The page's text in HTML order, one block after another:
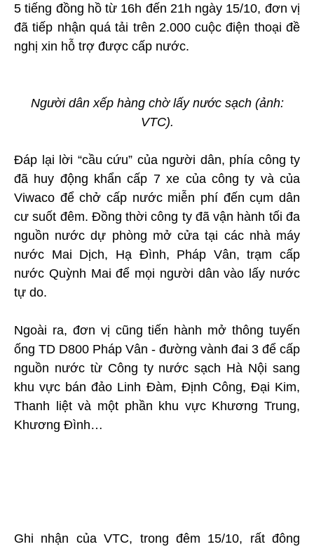
5 tiếng đồng hồ từ 16h đến 21h ngày 15/10, đơn vị
đã tiếp nhận quá tải trên 2.000 cuộc điện thoại đề
nghị xin hỗ trợ được cấp nước.
Người dân xếp hàng chờ lấy nước sạch (ảnh:
VTC).
Đáp lại lời “cầu cứu” của người dân, phía công ty
đã huy động khẩn cấp 7 xe của công ty và của
Viwaco để chở cấp nước miễn phí đến cụm dân
cư suốt đêm. Đồng thời công ty đã vận hành tối đa
nguồn nước dự phòng mở cửa tại các nhà máy
nước Mai Dịch, Hạ Đình, Pháp Vân, trạm cấp
nước Quỳnh Mai để mọi người dân vào lấy nước
tự do.
Ngoài ra, đơn vị cũng tiến hành mở thông tuyến
ống TD D800 Pháp Vân - đường vành đai 3 để cấp
nguồn nước từ Công ty nước sạch Hà Nội sang
khu vực bán đảo Linh Đàm, Định Công, Đại Kim,
Thanh liệt và một phần khu vực Khương Trung,
Khương Đình…
Ghi nhận của VTC, trong đêm 15/10, rất đông